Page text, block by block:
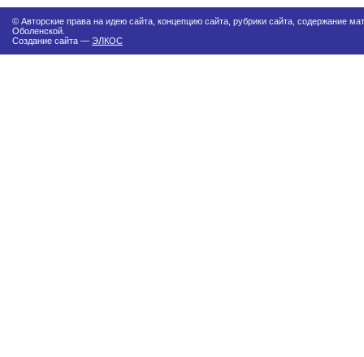
© Авторские права на идею сайта, концепцию сайта, рубрики сайта, содержание
Оболенской.
Создание сайта — ЭЛКОС